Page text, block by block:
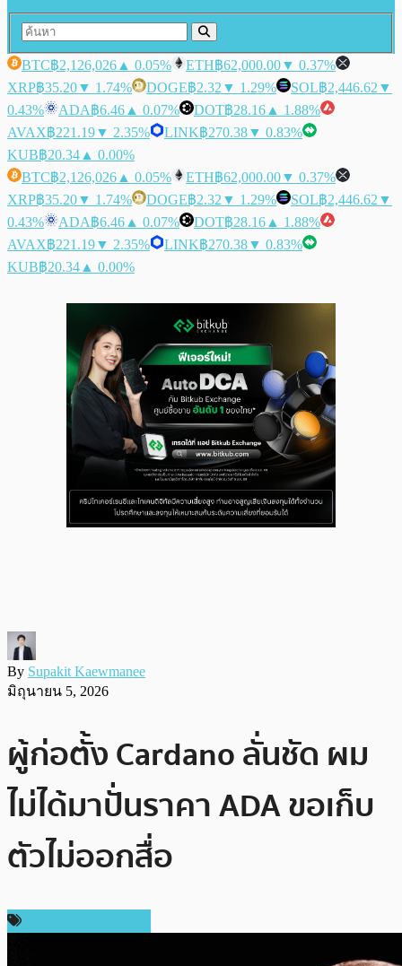
BTC฿2,126,026 ▲ 0.05% ETH฿62,000.00▼ 0.37%
XRP฿35.20▼ 1.74% DOGE฿2.32 ▼ 1.29% SOL฿2,446.62 ▼
0.43%
ADA฿6.46 ▲ 0.07% DOT฿28.16 ▲ 1.88%
AVAX฿221.19▼ 2.35% LINK฿270.38▼ 0.83%
KUB฿20.34 ▲ 0.00%
BTC฿2,126,026 ▲ 0.05% ETH฿62,000.00▼ 0.37%
XRP฿35.20▼ 1.74% DOGE฿2.32 ▼ 1.29% SOL฿2,446.62 ▼
0.43%
ADA฿6.46 ▲ 0.07% DOT฿28.16 ▲ 1.88%
AVAX฿221.19▼ 2.35% LINK฿270.38▼ 0.83%
KUB฿20.34 ▲ 0.00%
By Supakit Kaewmanee
มิถุนายน 5, 2026
ผู้ก่อตั้ง Cardano ลั่นชัด ผม
ไม่ได้มาปั่นราคา ADA ขอเก็บ
ตัวไม่ออกสื่อ